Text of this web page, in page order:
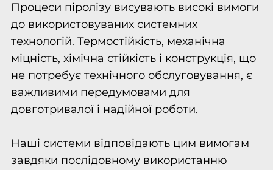
Процеси піролізу висувають високі вимоги
до використовуваних системних
технологій. Термостійкість, механічна
міцність, хімічна стійкість і конструкція, що
не потребує технічного обслуговування, є
важливими передумовами для
довготривалої і надійної роботи.
Наші системи відповідають цим вимогам
завдяки послідовному використанню